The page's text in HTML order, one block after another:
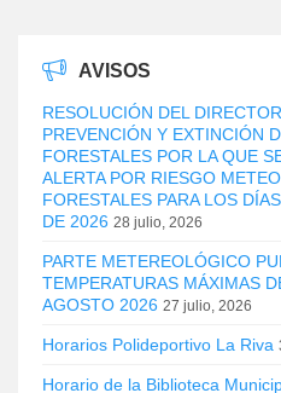
AVISOS
RESOLUCIÓN DEL
PREVENCIÓN Y EXTINCIÓN
FORESTALES POR LA QUE
ALERTA POR RIESGO
FORESTALES PARA LOS
DE 2026 28 julio, 2026
PARTE METEREOLÓGICO
TEMPERATURAS MÁXIMAS
AGOSTO 2026 27 julio, 2026
Horarios Polideportivo La Riva
Horario de la Biblioteca